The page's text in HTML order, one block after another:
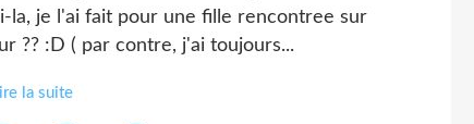
la, je l'ai fait pour une fille rencontree sur
?? :D ( par contre, j'ai toujours...
la suite